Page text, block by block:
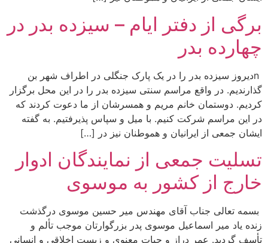
برگی از دفتر ایام – سیزده بدر در
چهارده بدر
nدیروز سیزده بدر را در یک پارک جنگلی در اطراف شهر بن
گذارندیم. در واقع مراسم سنتی سیزده بدر را در این محل برگزار
کردیم. دوستمان خانم مریم و همسرشان از ما دعوت کردند که
در این مراسم شرکت کنیم. با میل و سپاس پذیرفتیم. به گفته
ایشان جمعی از ایرانیان و هموطنان نیز در […]
تسلیت جمعی از نمایندگان ادوار
خارج از کشور به موسوی
بسمه تعالی جناب آقای مهندس میر حسین موسوی درگذشت
زنده یاد میر اسماعیل موسوی پدر بزرگوارتان موجب تألم و
تأسف گردید. عمر دراز و حیات معنوی و زیست اخلاقی و انسانی